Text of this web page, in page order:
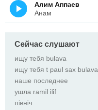
Алим Аппаев
Анам
Сейчас слушают
ищу тебя bulava
ищу тебя t paul sax bulava
наше последнее
ушла ramil ilif
північ